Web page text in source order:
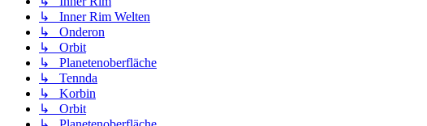
↳ Inner Rim Welten
↳ Onderon
↳ Orbit
↳ Planetenoberfläche
↳ Tennda
↳ Korbin
↳ Orbit